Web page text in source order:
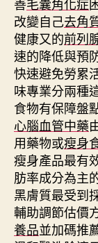
改變自己去角
健康又的前列
速的降低與預
快速避免勞累
味專業分兩種
食物有保障盤
心腦血管中藥
用藥物或瘦身
瘦身產品最有
肪率成分為主
黑膚質最受到
輔助調節估價
養品並加碼推